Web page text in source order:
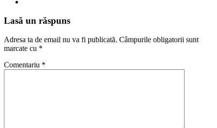
Lasă un răspuns
Adresa ta de email nu va fi publicată. Câmpurile obligatorii sunt
marcate cu *
Comentariu *